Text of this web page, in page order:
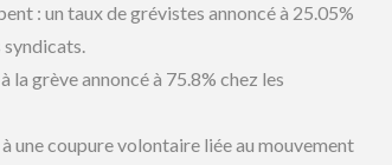
: un taux de grévistes annoncé à 25.05%
syndicats.
grève annoncé à 75.8% chez les
une coupure volontaire liée au mouvement